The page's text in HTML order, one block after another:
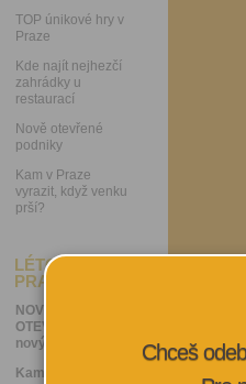
TOP únikové hry v
Praze
Kde najít nejhezčí
zahrádky u
restaurací
Nově otevřené
podniky
Kam v Praze
vyrazit, když venku
prší?
LÉTO 2026 V
PRAZE
NOVĚ
OTEVŘENO: 15
nových podniků
Kam v Praze v
Chceš